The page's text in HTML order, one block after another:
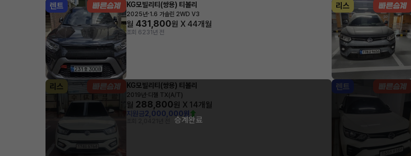
렌트 KG모빌리티(쌍용) 티볼리
2025년·1.6 가솔린 2WD V3
월 431,800원 X 44개월
조회 6231년 전
리스
리스 KG모빌리티(쌍용) 티볼리
2019년· 디젤 TX(A/T)
월 288,800원 X 14개월
지원금2,000,000원
승계완료
렌트